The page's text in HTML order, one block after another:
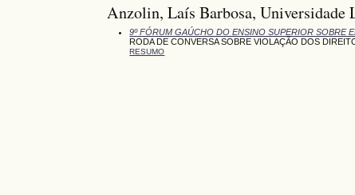
Anzolin, Laís Barbosa,
9º FÓRUM GAÚCHO DO ENSINO SUPERIOR SOBRE
RODA DE CONVERSA SOBRE VIOLAÇÃO DOS
RESUMO